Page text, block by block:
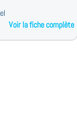
Voir la fiche complète